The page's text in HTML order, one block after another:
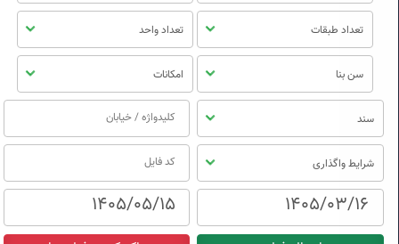
تعداد طبقات تعداد واحد
سن بنا امکانات
سند
شرایط واگذاری